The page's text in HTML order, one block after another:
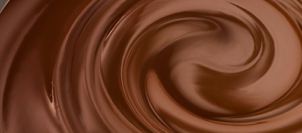
すべて